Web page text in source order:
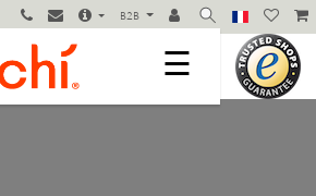
B2B
☰